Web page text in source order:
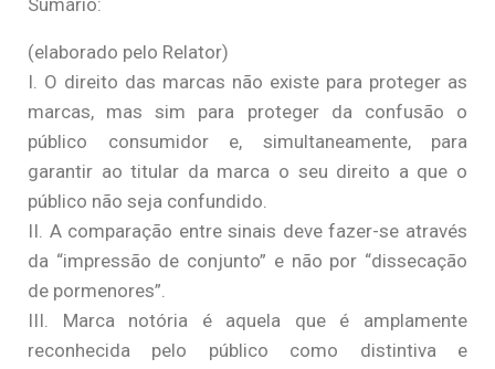
Sumário:
(elaborado pelo Relator)
I. O direito das marcas não existe para proteger as
marcas, mas sim para proteger da confusão o
público consumidor e, simultaneamente, para
garantir ao titular da marca o seu direito a que o
público não seja confundido.
II. A comparação entre sinais deve fazer-se através
da “impressão de conjunto” e não por “dissecação
de pormenores”.
III. Marca notória é aquela que é amplamente
reconhecida pelo público como distintiva e